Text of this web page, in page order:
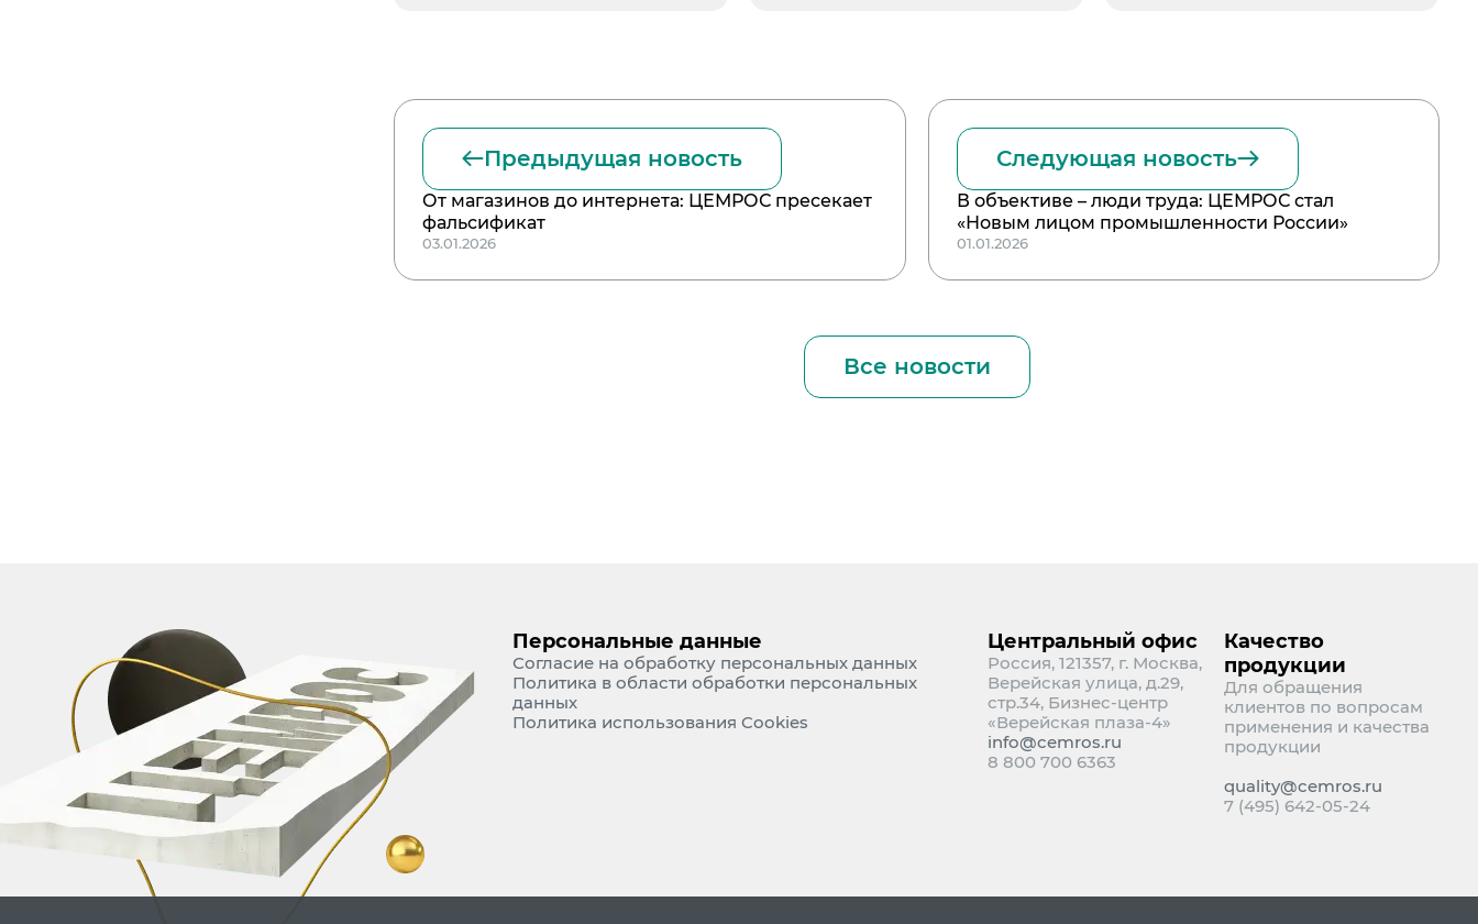
Предыдущая новость
От магазинов до интернета: ЦЕМРОС пресекает
фальсификат
03.01.2026
Следующая новость
В объективе – люди труда: ЦЕМРОС стал
«Новым лицом промышленности России»
01.01.2026
Все новости
Персональные данные
Согласие на обработку персональных данных
Политика в области обработки персональных
данных
Политика использования Cookies
Центральный офис
Россия, 121357, г. Москва,
Верейская улица, д.29,
стр.34, Бизнес-центр
«Верейская плаза-4»
info@cemros.ru
8 800 700 6363
Качество
продукции
Для обращения
клиентов по вопросам
применения и качества
продукции
quality@cemros.ru
7 (495) 642-05-24